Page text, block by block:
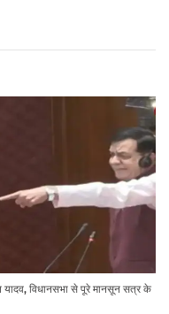
विधानसभा से पूरे मानसून सत्र के